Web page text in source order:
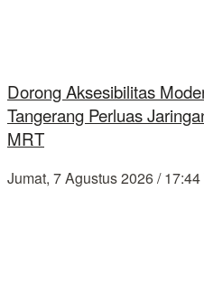
Dorong Aksesibilitas
Tangerang Perluas
MRT
Jumat, 7 Agustus 2026 / 17:44